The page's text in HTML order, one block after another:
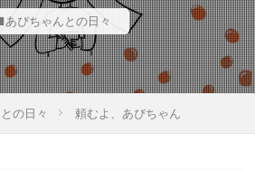
あぴちゃんとの日々
の日々 頼むよ、あぴちゃん